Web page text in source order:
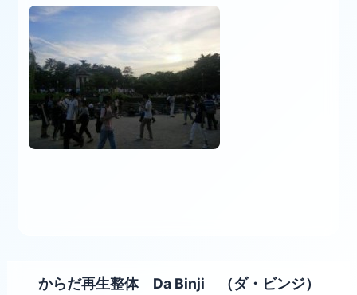
からだ再生整体 Da Binji （ダ・ビンジ）